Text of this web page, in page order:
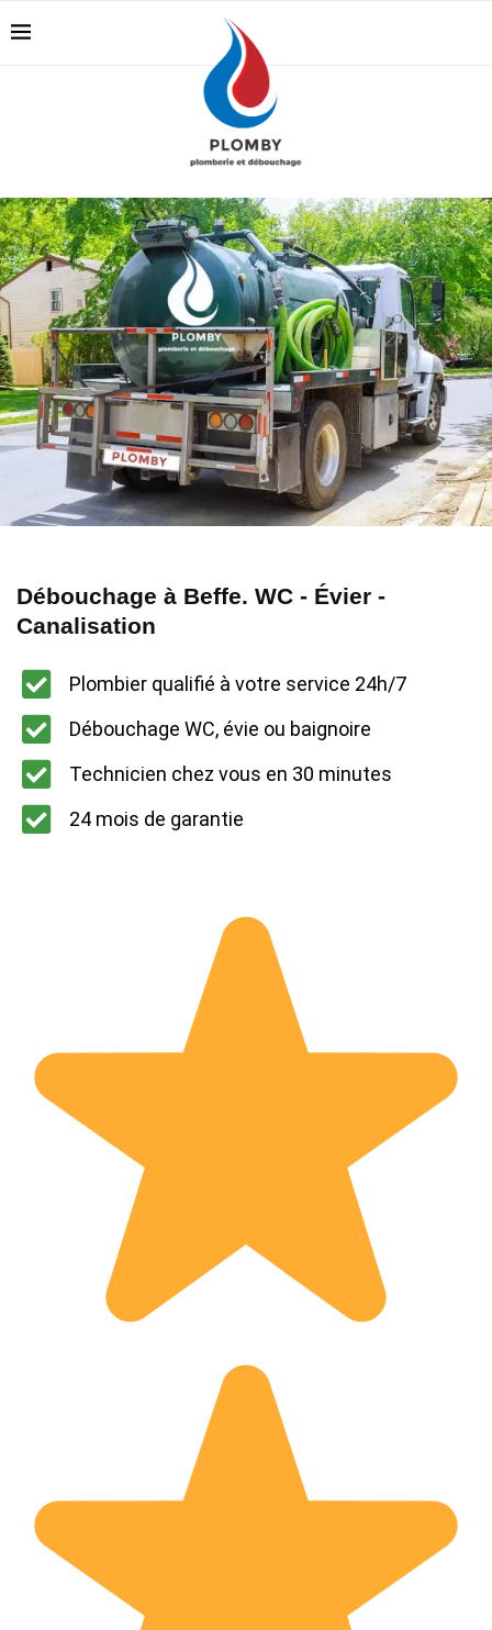
Débouchage à Beffe. WC - Évier -
Canalisation
Plombier qualifié à votre service 24h/7
Débouchage WC, évie ou baignoire
Technicien chez vous en 30 minutes
24 mois de garantie